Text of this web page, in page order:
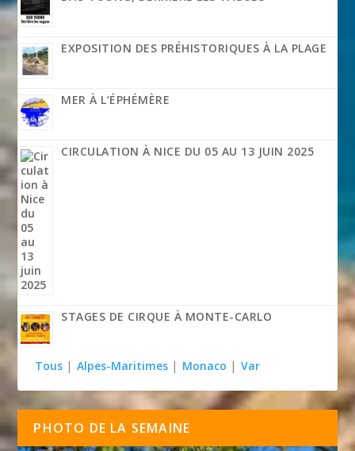
EXPOSITION DES PRÉHISTORIQUES À LA PLAGE
MER À L’ÉPHÉMÈRE
CIRCULATION À NICE DU 05 AU 13 JUIN 2025
STAGES DE CIRQUE À MONTE-CARLO
Tous | Alpes-Maritimes | Monaco | Var
PHOTO DE LA SEMAINE